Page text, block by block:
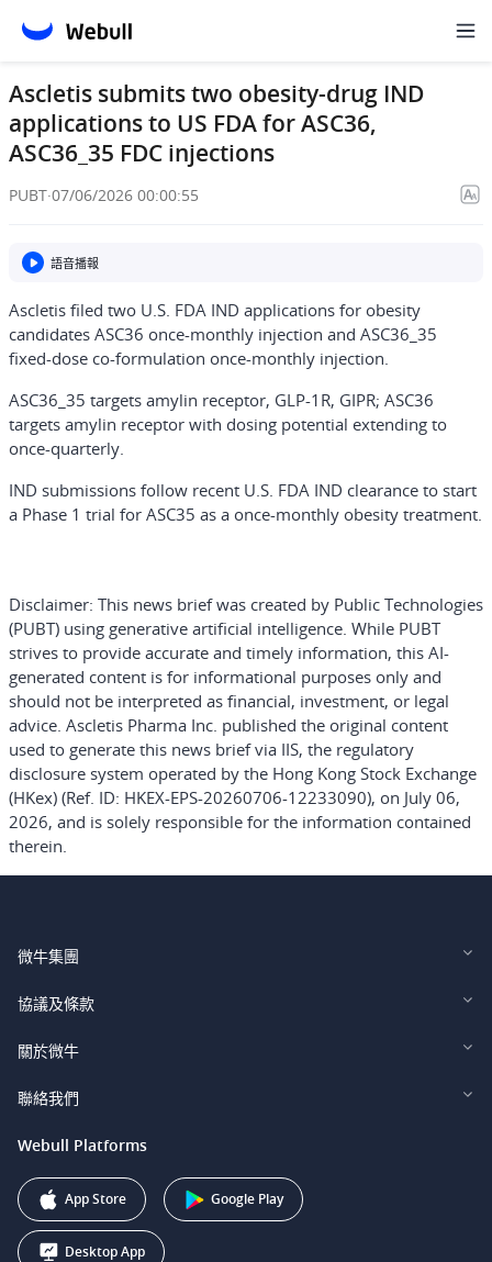
Ascletis submits two obesity-drug IND
applications to US FDA for ASC36,
ASC36_35 FDC injections
PUBT·07/06/2026 00:00:55
語音播報
Ascletis filed two U.S. FDA IND applications for obesity
candidates ASC36 once-monthly injection and ASC36_35
fixed-dose co-formulation once-monthly injection.
ASC36_35 targets amylin receptor, GLP-1R, GIPR; ASC36
targets amylin receptor with dosing potential extending to
once-quarterly.
IND submissions follow recent U.S. FDA IND clearance to start
a Phase 1 trial for ASC35 as a once-monthly obesity treatment.
Disclaimer: This news brief was created by Public Technologies
(PUBT) using generative artificial intelligence. While PUBT
strives to provide accurate and timely information, this AI-
generated content is for informational purposes only and
should not be interpreted as financial, investment, or legal
advice. Ascletis Pharma Inc. published the original content
used to generate this news brief via IIS, the regulatory
disclosure system operated by the Hong Kong Stock Exchange
(HKex) (Ref. ID: HKEX-EPS-20260706-12233090), on July 06,
2026, and is solely responsible for the information contained
therein.
微牛集團
Webull Financial LLC (US)
Webull Securities South Africa (Pty) Ltd.
Webull Securities (Australia) Pty. Ltd.
Webull Corporation
協議及條款
Legal and Disclosures
關於微牛
投資者關係
聯絡我們
support@webull.ca
+1 (888) 228-0958
Webull Platforms
App Store Google Play
Desktop App